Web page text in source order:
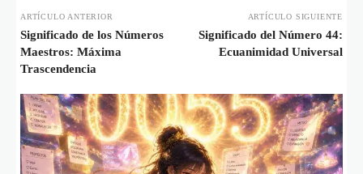
ARTÍCULO ANTERIOR
Significado de los Números
Maestros: Máxima
Trascendencia
ARTÍCULO SIGUIENTE
Significado del Número 44:
Ecuanimidad Universal